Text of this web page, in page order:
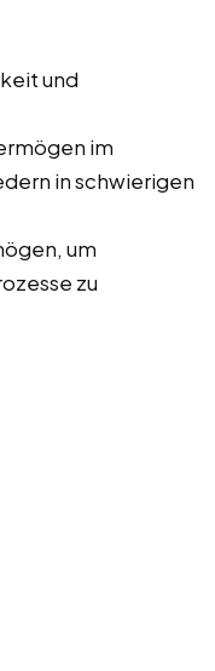
und
im
in schwierigen
um
zu